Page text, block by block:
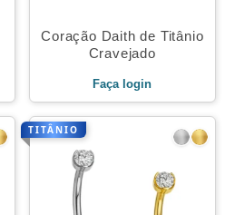
Coração Daith de Titânio
Cravejado
Faça login
TITÂNIO